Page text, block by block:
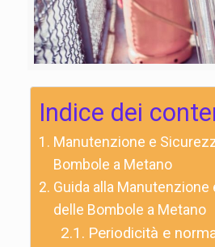
Indice dei
Manutenzione e
Bombole a Metano
Guida alla Manutenzione
delle Bombole a Metano
Periodicità e